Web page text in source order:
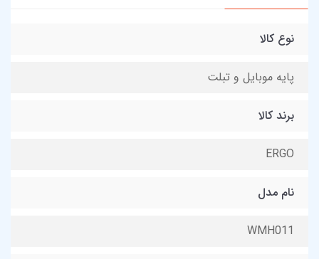
نوع کالا
پایه موبایل و تبلت
برند کالا
ERGO
نام مدل
WMH011